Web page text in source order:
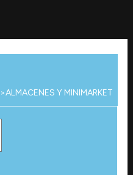
>ALMACENES Y MINIMARKET